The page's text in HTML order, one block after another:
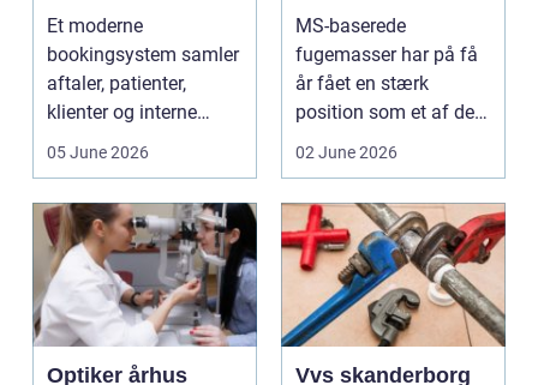
arbejdsgange
Et moderne
bookingsystem samler
aftaler, patienter,
klienter og interne
arbejdsgange ét sted. I
05 June 2026
bruger du dem
rigtigt
MS-baserede
fugemasser har på få
år fået en stærk
position som et af de
mest alsidige valg til
02 June 2026
Optiker århus
Vvs skanderborg